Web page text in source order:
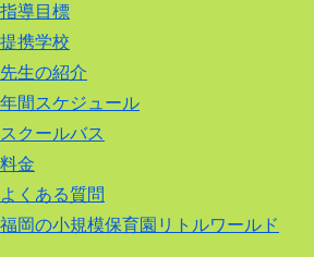
指導目標
提携学校
先生の紹介
年間スケジュール
スクールバス
料金
よくある質問
福岡の小規模保育園リトルワールド